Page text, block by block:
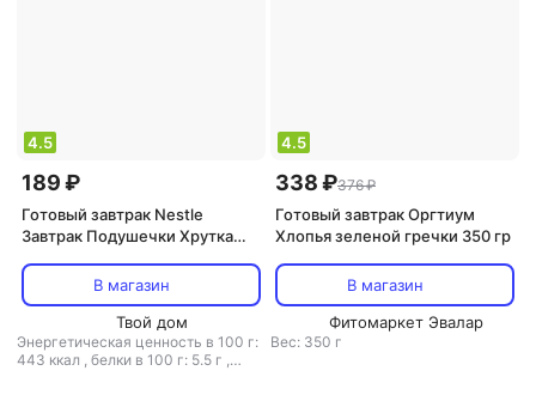
4.5
189 ₽
Готовый завтрак Nestle
Завтрак Подушечки Хрутка
молочной начинкой, 250г
В магазин
Твой дом
Энергетическая ценность в 100 г:
443 ккал , белки в 100 г: 5.5 г ,
4.5
338 ₽376 ₽
Готовый завтрак Оргтиум
Хлопья зеленой гречки 350 гр
В магазин
Фитомаркет Эвалар
Вес: 350 г